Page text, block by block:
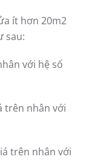
ít hơn 20m2
sau:
với hệ số
trên nhân với
trên nhân với